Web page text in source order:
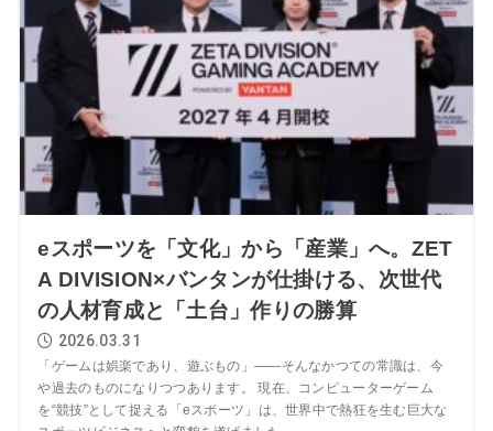
eスポーツを「文化」から「産業」へ。ZET
A DIVISION×バンタンが仕掛ける、次世代
の人材育成と「土台」作りの勝算
2026.03.31
「ゲームは娯楽であり、遊ぶもの」――そんなかつての常識は、今
や過去のものになりつつあります。 現在、コンピューターゲーム
を“競技”として捉える「eスポーツ」は、世界中で熱狂を生む巨大な